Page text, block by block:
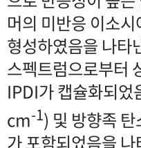
머의 미반응 이소
형성하였음을 나타
스펙트럼으로부터
IPDI가 캡슐화되
cm-1) 및 방향족
가 포함되었음을